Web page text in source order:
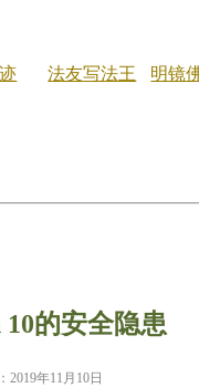
法友写法王 明镜
的安全隐患
2019年11月10日